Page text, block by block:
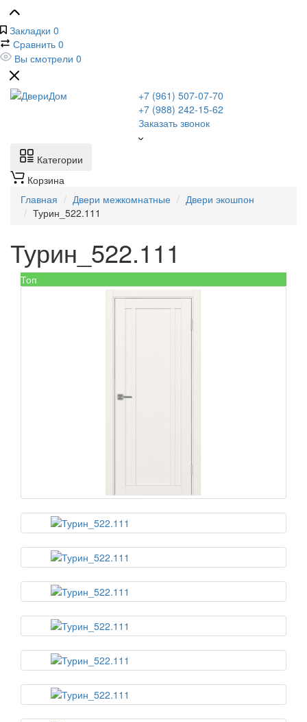
Закладки 0
Сравнить 0
Вы смотрели 0
+7 (961) 507-07-70
+7 (988) 242-15-62
Заказать звонок
Категории
Корзина
Главная
Двери межкомнатные
Двери экошпон
Турин_522.111
Турин_522.111
Топ